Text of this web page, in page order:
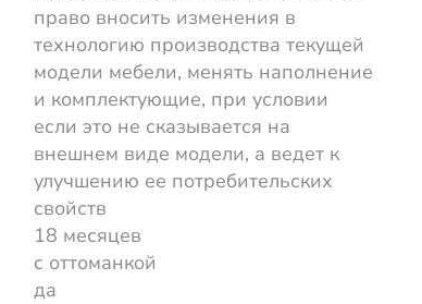
право вносить изменения в
технологию производства текущей
модели мебели, менять наполнение
и комплектующие, при условии
если это не сказывается на
внешнем виде модели, а ведет к
улучшению ее потребительских
свойств
18 месяцев
с оттоманкой
да